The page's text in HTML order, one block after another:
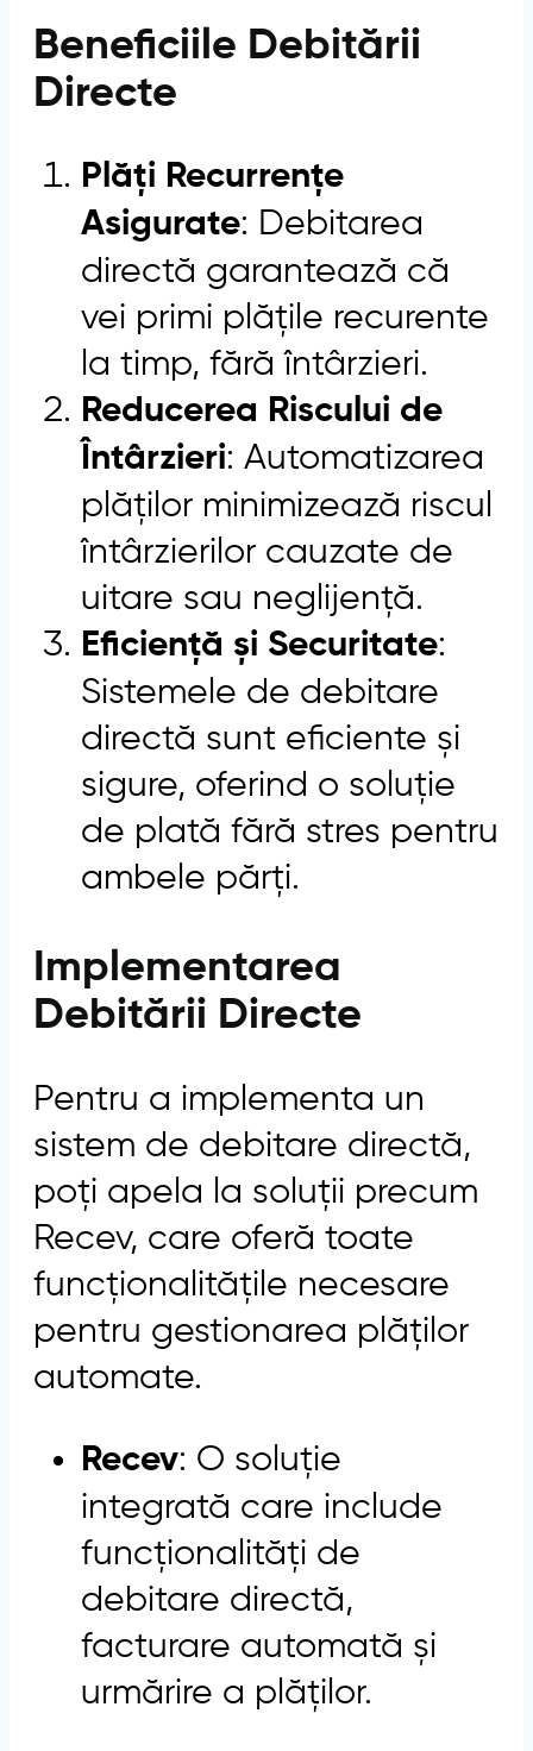
Beneficiile Debitării
Directe
Plăți Recurrențe
Asigurate: Debitarea
directă garantează că
vei primi plățile recurente
la timp, fără întârzieri.
Reducerea Riscului de
Întârzieri: Automatizarea
plăților minimizează riscul
întârzierilor cauzate de
uitare sau neglijență.
Eficiență și Securitate:
Sistemele de debitare
directă sunt eficiente și
sigure, oferind o soluție
de plată fără stres pentru
ambele părți.
Implementarea
Debitării Directe
Pentru a implementa un
sistem de debitare directă,
poți apela la soluții precum
Recev, care oferă toate
funcționalitățile necesare
pentru gestionarea plăților
automate.
Recev: O soluție
integrată care include
funcționalități de
debitare directă,
facturare automată și
urmărire a plăților.